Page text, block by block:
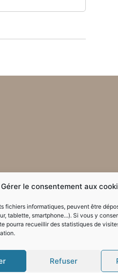
Gérer le consentement aux
fichiers informatiques, peuvent être
tablette, smartphone...). Si vous y
pourra recueillir des statistiques de
Refuser